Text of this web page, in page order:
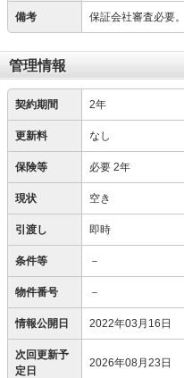
備考 保証会社審査必要。
管理情報
契約期間 2年
更新料 なし
保険等 必要 2年
現状 空き
引渡し 即時
条件等 －
物件番号 －
情報公開日 2022年03月16日
次回更新予
定日
2026年08月23日